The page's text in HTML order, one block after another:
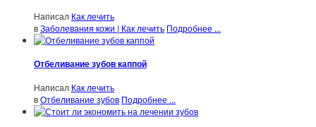
Написал Как лечить
вЗаболевания кожи | Как лечить Подробнее ...
Отбеливание зубов каппой
Написал Как лечить
вОтбеливание зубов Подробнее ...